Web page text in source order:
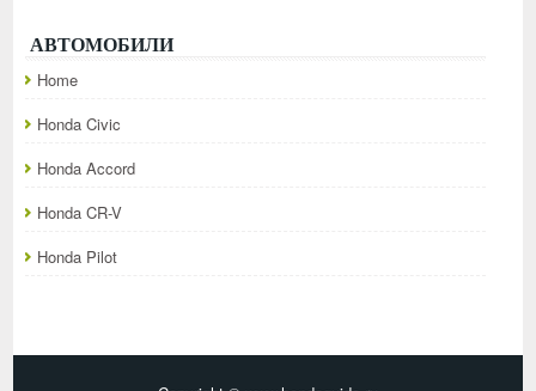
АВТОМОБИЛИ
Home
Honda Civic
Honda Accord
Honda CR-V
Honda Pilot